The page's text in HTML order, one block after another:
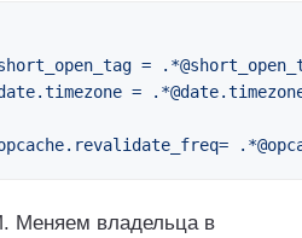
=
=
Меняем владельца в